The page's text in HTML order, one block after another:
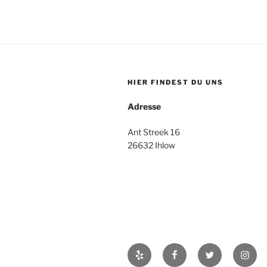
HIER FINDEST DU UNS
Adresse
Ant Streek 16
26632 Ihlow
Yelp FacebookTwitter